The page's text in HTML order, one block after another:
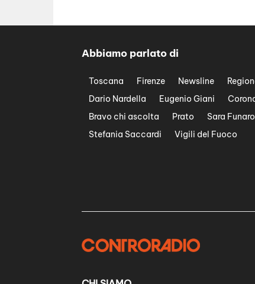
Abbiamo parlato di
Toscana Firenze Newsline
Dario Nardella
Eugenio Giani
Bravo chi ascolta
Prato Sara Funaro
Stefania Saccardi
Vigili del Fuoco